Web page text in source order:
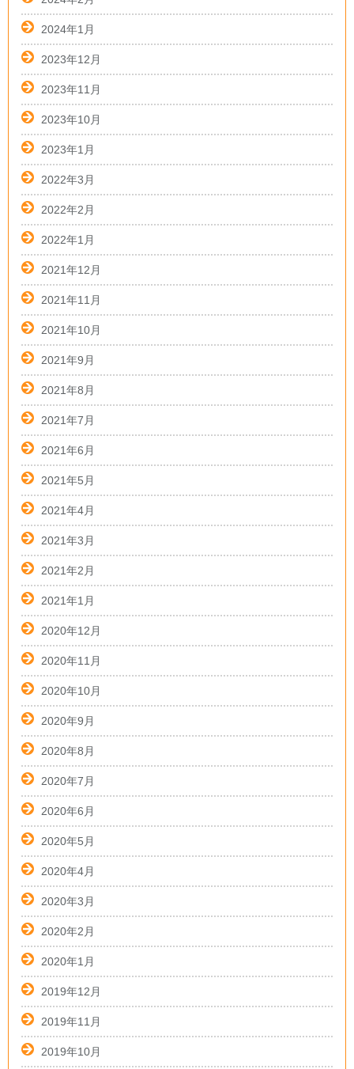
2024年1月
2023年12月
2023年11月
2023年10月
2023年1月
2022年3月
2022年2月
2022年1月
2021年12月
2021年11月
2021年10月
2021年9月
2021年8月
2021年7月
2021年6月
2021年5月
2021年4月
2021年3月
2021年2月
2021年1月
2020年12月
2020年11月
2020年10月
2020年9月
2020年8月
2020年7月
2020年6月
2020年5月
2020年4月
2020年3月
2020年2月
2020年1月
2019年12月
2019年11月
2019年10月